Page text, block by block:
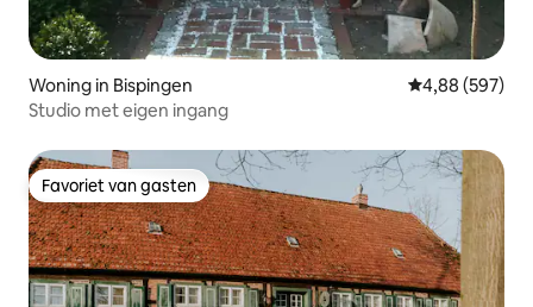
Woning in Bispingen Gemiddelde
4,88 (597)
Studio met eigen ingang
Favoriet van gasten
Favoriet van gasten